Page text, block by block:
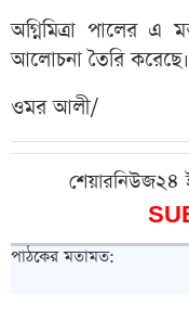
অগ্নিমিত্রা পালের এ
আলোচনা তৈরি করেছে।
ওমর আলী/
শেয়ারনিউজ২৪
পাঠকের মতামত: